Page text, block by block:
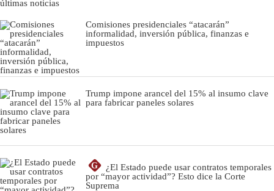
últimas noticias
Comisiones presidenciales “atacarán”
informalidad, inversión pública, finanzas e
impuestos
Trump impone arancel del 15% al insumo clave
para fabricar paneles solares
G
¿El Estado puede usar contratos temporales
por “mayor actividad”? Esto dice la Corte
Suprema